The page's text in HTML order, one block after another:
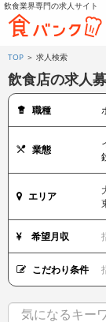
飲食業界専門の求人サイト
TOP ＞ 求人検索
飲食店の求人
職種
業態
エリア
希望月収
こだわり条件